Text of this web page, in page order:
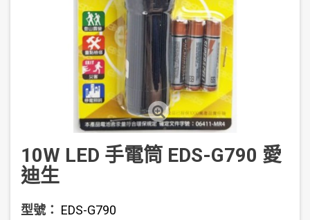
10W LED 手電筒 EDS-G790 愛
迪生
型號： EDS-G790